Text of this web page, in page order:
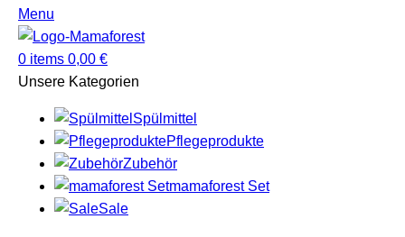
Menu
0 items 0,00 €
Unsere Kategorien
Spülmittel
Pflegeprodukte
Zubehör
mamaforest Set
Sale